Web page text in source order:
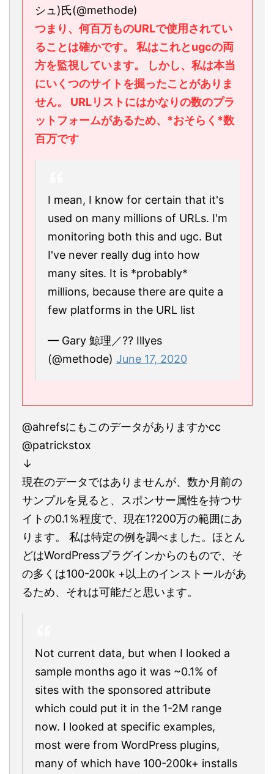
シュ)氏(@methode)
つまり、何百万ものURLで使用されてい
ることは確かです。 私はこれとugcの両
方を監視しています。 しかし、私は本当
にいくつのサイトを掘ったことがありま
せん。 URLリストにはかなりの数のプラ
ットフォームがあるため、*おそらく*数
百万です
I mean, I know for certain that it's
used on many millions of URLs. I'm
monitoring both this and ugc. But
I've never really dug into how
many sites. It is *probably*
millions, because there are quite a
few platforms in the URL list
— Gary 鯨理／?? Illyes
(@methode) June 17, 2020
@ahrefsにもこのデータがありますかcc
@patrickstox
↓
現在のデータではありませんが、数か月前の
サンプルを見ると、スポンサー属性を持つサ
イトの0.1％程度で、現在1?200万の範囲にあ
ります。 私は特定の例を調べました。ほとん
どはWordPressプラグインからのもので、そ
の多くは100-200k +以上のインストールがあ
るため、それは可能だと思います。
Not current data, but when I looked a
sample months ago it was ~0.1% of
sites with the sponsored attribute
which could put it in the 1-2M range
now. I looked at specific examples,
most were from WordPress plugins,
many of which have 100-200k+ installs